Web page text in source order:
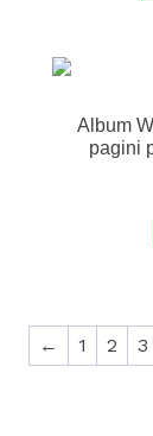
Album
pagini
← 1 2 3